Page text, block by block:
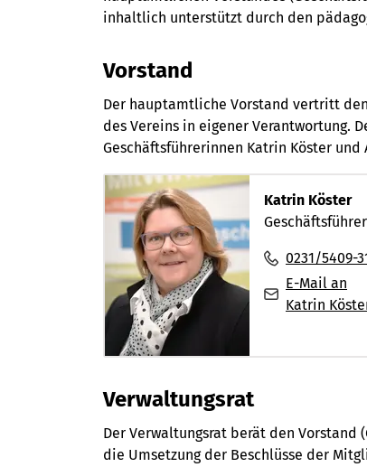
inhaltlich unterstützt durch den
Vorstand
Der hauptamtliche Vorstand vertritt
des Vereins in eigener Verantwortung.
Geschäftsführerinnen Katrin Köster und
Katrin Köster
0231/5409-
E-Mail an
Katrin
Verwaltungsrat
Der Verwaltungsrat berät den Vorstand
die Umsetzung der Beschlüsse der